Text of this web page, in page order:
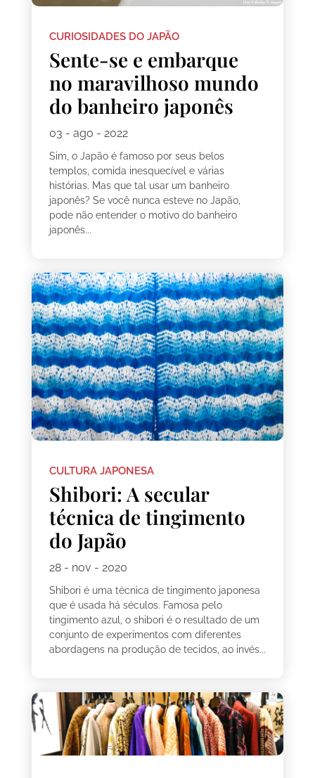
CURIOSIDADES DO JAPÃO
Sente-se e embarque
no maravilhoso mundo
do banheiro japonês
03 - ago - 2022
Sim, o Japão é famoso por seus belos
templos, comida inesquecível e várias
histórias. Mas que tal usar um banheiro
japonês? Se você nunca esteve no Japão,
pode não entender o motivo do banheiro
japonês...
CULTURA JAPONESA
Shibori: A secular
técnica de tingimento
do Japão
28 - nov - 2020
Shibori é uma técnica de tingimento japonesa
que é usada há séculos. Famosa pelo
tingimento azul, o shibori é o resultado de um
conjunto de experimentos com diferentes
abordagens na produção de tecidos, ao invés...